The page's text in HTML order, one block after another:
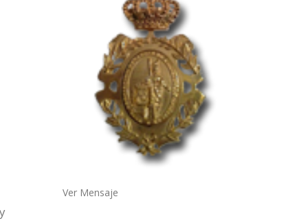
Ver Mensaje